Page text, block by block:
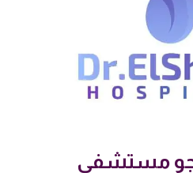
مستشفي